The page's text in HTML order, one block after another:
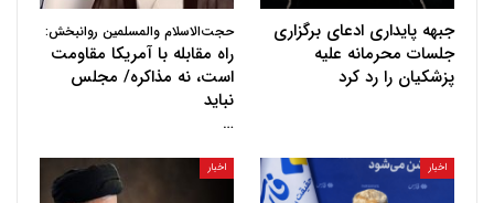
جبهه پایداری ادعای برگزاری
جلسات محرمانه علیه
پزشکیان را رد کرد
حجت‌الاسلام والمسلمین روانبخش:
راه مقابله با آمریکا مقاومت
است، نه مذاکره/ مجلس
نباید
…
اخبار اخبار